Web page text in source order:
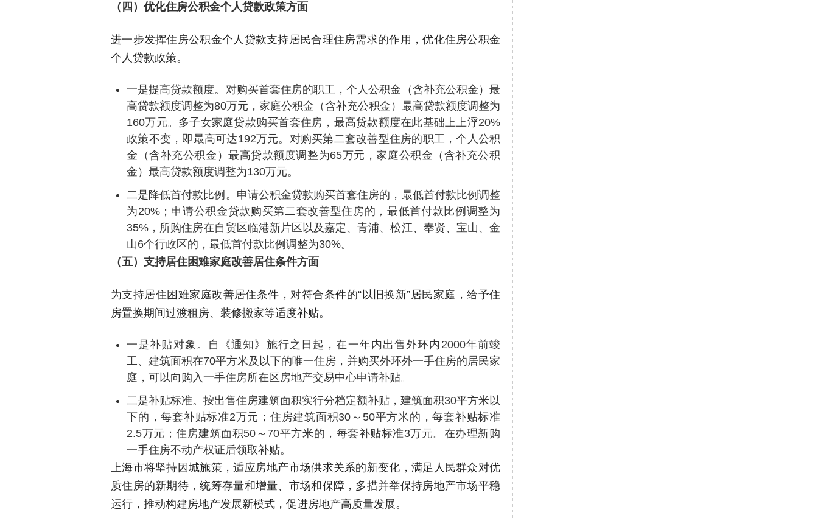
（四）优化住房公积金个人贷款政策方面
进一步发挥住房公积金个人贷款支持居民合理住房需求的作用，优化住房公积金
个人贷款政策。
一是提高贷款额度。对购买首套住房的职工，个人公积金（含补充公积金）最
高贷款额度调整为80万元，家庭公积金（含补充公积金）最高贷款额度调整为
160万元。多子女家庭贷款购买首套住房，最高贷款额度在此基础上上浮20%
政策不变，即最高可达192万元。对购买第二套改善型住房的职工，个人公积
金（含补充公积金）最高贷款额度调整为65万元，家庭公积金（含补充公积
金）最高贷款额度调整为130万元。
二是降低首付款比例。申请公积金贷款购买首套住房的，最低首付款比例调整
为20%；申请公积金贷款购买第二套改善型住房的，最低首付款比例调整为
35%，所购住房在自贸区临港新片区以及嘉定、青浦、松江、奉贤、宝山、金
山6个行政区的，最低首付款比例调整为30%。
（五）支持居住困难家庭改善居住条件方面
为支持居住困难家庭改善居住条件，对符合条件的“以旧换新”居民家庭，给予住
房置换期间过渡租房、装修搬家等适度补贴。
一是补贴对象。自《通知》施行之日起，在一年内出售外环内2000年前竣
工、建筑面积在70平方米及以下的唯一住房，并购买外环外一手住房的居民家
庭，可以向购入一手住房所在区房地产交易中心申请补贴。
二是补贴标准。按出售住房建筑面积实行分档定额补贴，建筑面积30平方米以
下的，每套补贴标准2万元；住房建筑面积30～50平方米的，每套补贴标准
2.5万元；住房建筑面积50～70平方米的，每套补贴标准3万元。在办理新购
一手住房不动产权证后领取补贴。
上海市将坚持因城施策，适应房地产市场供求关系的新变化，满足人民群众对优
质住房的新期待，统筹存量和增量、市场和保障，多措并举保持房地产市场平稳
运行，推动构建房地产发展新模式，促进房地产高质量发展。